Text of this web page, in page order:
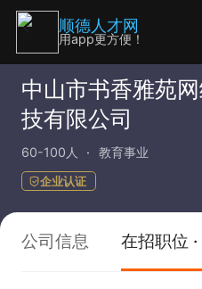
中山市书香雅苑
技有限公司
60-100人 教育事业
企业认证
公司信息 在招职位
顺德人才网
用app更方便！